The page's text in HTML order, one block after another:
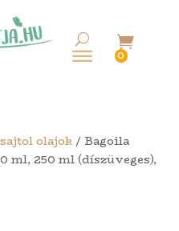

0
olajok / Bagoila
ml, 250 ml (díszüveges),